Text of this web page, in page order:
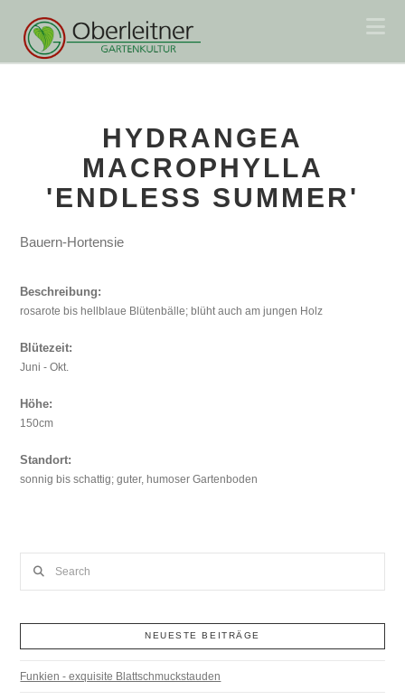
HYDRANGEA
MACROPHYLLA
'ENDLESS SUMMER'
Bauern-Hortensie
Beschreibung:
rosarote bis hellblaue Blütenbälle; blüht auch am jungen Holz
Blütezeit:
Juni - Okt.
Höhe:
150cm
Standort:
sonnig bis schattig; guter, humoser Gartenboden
NEUESTE BEITRÄGE
Funkien - exquisite Blattschmuckstauden